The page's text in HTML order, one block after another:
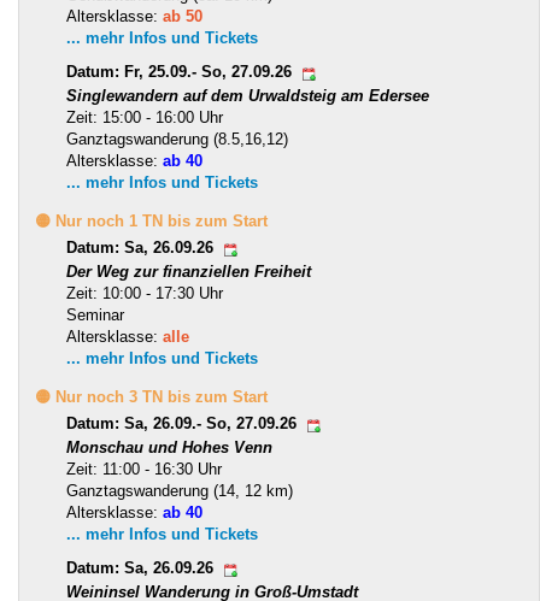
Altersklasse: ab 50
... mehr Infos und Tickets
Datum: Fr, 25.09.- So, 27.09.26
Singlewandern auf dem Urwaldsteig am Edersee
Zeit: 15:00 - 16:00 Uhr
Ganztagswanderung (8.5,16,12)
Altersklasse: ab 40
... mehr Infos und Tickets
🟡 Nur noch 1 TN bis zum Start
Datum: Sa, 26.09.26
Der Weg zur finanziellen Freiheit
Zeit: 10:00 - 17:30 Uhr
Seminar
Altersklasse: alle
... mehr Infos und Tickets
🟡 Nur noch 3 TN bis zum Start
Datum: Sa, 26.09.- So, 27.09.26
Monschau und Hohes Venn
Zeit: 11:00 - 16:30 Uhr
Ganztagswanderung (14, 12 km)
Altersklasse: ab 40
... mehr Infos und Tickets
Datum: Sa, 26.09.26
Weininsel Wanderung in Groß-Umstadt